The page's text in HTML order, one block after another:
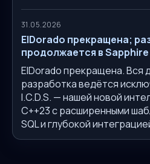
31.05.2026
ElDorado прекращена;
продолжается в Sapphire
ElDorado прекращена. Вся
разработка ведётся
I.C.D.S. — нашей новой
C++23 с расширенными
SQL и глубокой